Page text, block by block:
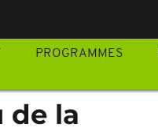
PROGRAMMES
de la